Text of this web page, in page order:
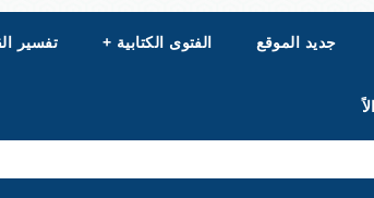
جديد الموقع الفتوى الكتابية + تفسير